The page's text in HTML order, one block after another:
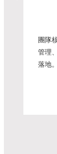
團隊
管理
落地。